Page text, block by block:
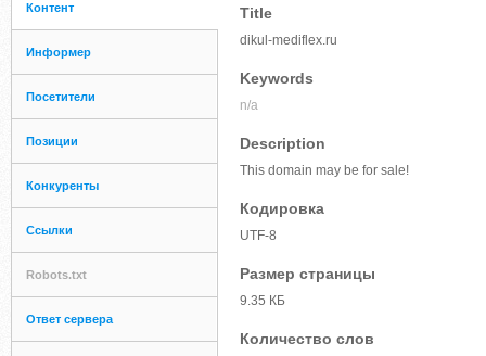
Контент
Информер
Посетители
Позиции
Конкуренты
Ссылки
Robots.txt
Ответ сервера
Title
dikul-mediflex.ru
Keywords
n/a
Description
This domain may be for sale!
Кодировка
UTF-8
Размер страницы
9.35 КБ
Количество слов